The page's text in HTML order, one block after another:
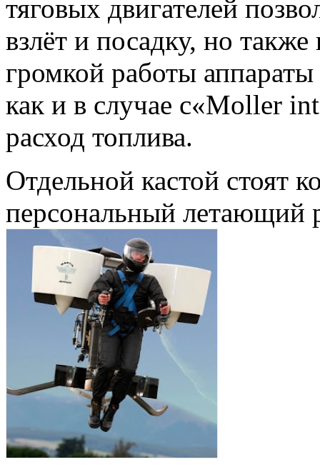
тяговых двигателей
взлёт и посадку, но
громкой работы
как и в случае с«Moller
расход топлива.
Отдельной кастой стоят
персональный летающий